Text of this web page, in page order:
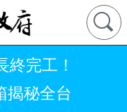
終完工！
揭秘全台